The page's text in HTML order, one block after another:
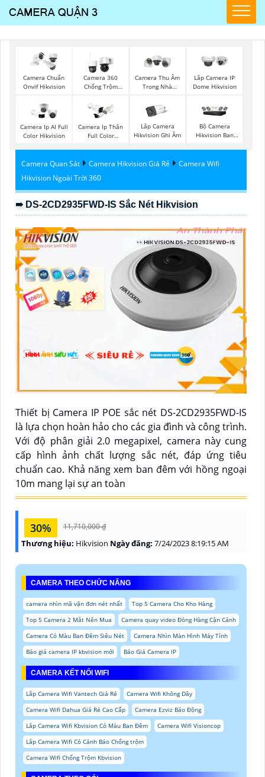
Camera Chuẩn
Onvif Hikvision
Camera 360
Chống Trộm
Camera Thu Âm
Trong Nhà
Lắp Camera IP
Dome Hikvision
Camera Ip AI Full
Color Hikvision
Camera Ip Thân
Full Color
Lắp Camera
Hikvision Ghi Âm
Bộ Camera
Hikvision Ban
Camera Quan Sát Camera Hikvision Giá Rẻ
Camera Wifi
Hikvision Ngoài Trời 360
➠ DS-2CD2935FWD-IS Sắc Nét Hikvision
Thiết bị Camera IP POE sắc nét DS-2CD2935FWD-IS
là lựa chọn hoàn hảo cho các gia đình và công trình.
Với độ phân giải 2.0 megapixel, camera này cung
cấp hình ảnh chất lượng sắc nét, đáp ứng tiêu
chuẩn cao. Khả năng xem ban đêm với hồng ngoại
10m mang lại sự an toàn
30% 11,710,000 ₫
Thương hiệu: Hikvision Ngày đăng: 7/24/2023 8:19:15 AM
CAMERA THEO CHỨC NĂNG
camera nhìn mã vận đơn nét nhất
Top 5 Camera Cho Kho Hàng
Top 5 Camera 2 Mắt Nên Mua
Camera quay video Đóng Hàng Cận Cảnh
Camera Có Màu Ban Đêm Siêu Nét
Camera Nhìn Màn Hình Máy Tính
Báo giá camera IP kbvision mới
Báo Giá Camera IP
CAMERA KẾT NỐI WIFI
Lắp Camera Wifi Vantech Giá Rẻ
Camera Wifi Không Dây
Camera Wifi Dahua Giá Rẻ Cao Cấp
Camera Ezviz Báo Động
Lắp Camera Wifi Kbvision Có Màu Ban Đêm
Camera Wifi Visioncop
Lắp Camera Wifi Có Cảnh Báo Chống trộm
Camera Wifi Chống Trộm Kbvision